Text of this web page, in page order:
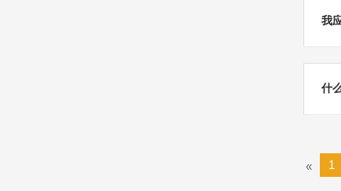
我
什
« 1